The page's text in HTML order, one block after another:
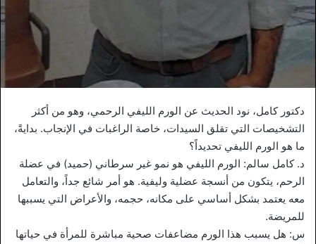
دكتور كامل، نود الحديث عن الورم الليفي الرحمي، وهو من أكثر
التشخيصات التي تقلق السيدات، خاصة الراغبات في الإنجاب. بدايةً،
ما هو الورم الليفي تحديداً؟
د. كامل سالم: الورم الليفي هو نمو غير سرطاني (حميد) في عضلة
الرحم، يتكون من أنسجة عضلية وليفية. هو أمر شائع جداً، والتعامل
معه يعتمد بشكل أساسي على مكانه، حجمه، والأعراض التي يسببها
للمريضة.
س: هل يسبب هذا الورم مضاعفات صحية مباشرة للمرأة في حياتها